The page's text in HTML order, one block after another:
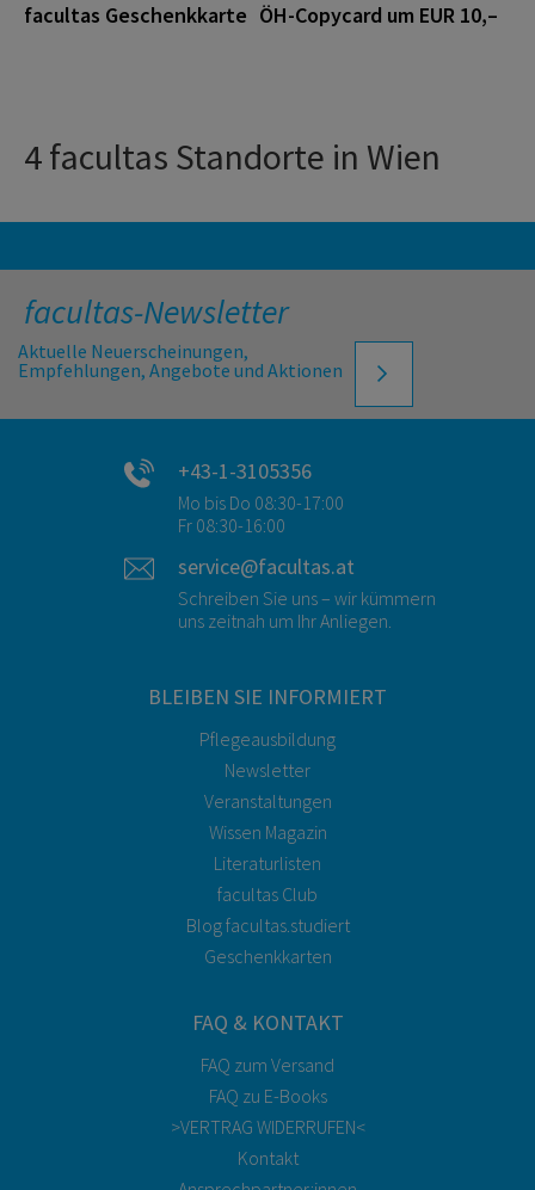
facultas Geschenkkarte ÖH-Copycard um EUR 10,–
4 facultas Standorte in Wien
facultas-Newsletter
Aktuelle Neuerscheinungen,
Empfehlungen, Angebote und Aktionen
+43-1-3105356
Mo bis Do 08:30-17:00
Fr 08:30-16:00
service@facultas.at
Schreiben Sie uns – wir kümmern
uns zeitnah um Ihr Anliegen.
BLEIBEN SIE INFORMIERT
Pflegeausbildung
Newsletter
Veranstaltungen
Wissen Magazin
Literaturlisten
facultas Club
Blog facultas.studiert
Geschenkkarten
FAQ & KONTAKT
FAQ zum Versand
FAQ zu E-Books
>VERTRAG WIDERRUFEN<
Kontakt